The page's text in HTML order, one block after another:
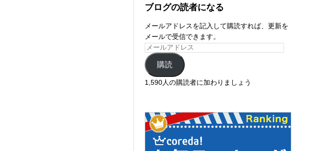
ブログの読者になる
メールアドレスを記入して購読すれば、更新を
メールで受信できます。
購読
1,590人の購読者に加わりましょう